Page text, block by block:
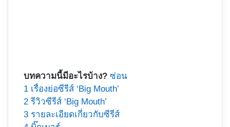
บทความนี้มีอะไรบ้าง? ซ่อน
1 เรื่องย่อซีรีส์ ‘Big Mouth’
2 รีวิวซีรีส์ ‘Big Mouth’
3 รายละเอียดเกี่ยวกับซีรีส์